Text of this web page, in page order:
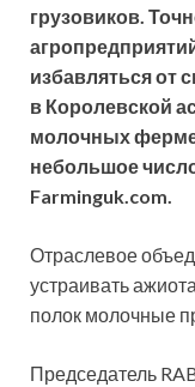
грузовиков.
избавляться от
в Королевской
молочных
небольшое
Farminguk.com.
Отраслевое
устраивать
полок молочные
Председатель